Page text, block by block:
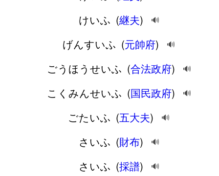
けいふ (継夫) 🔊
げんすいふ (元帥府) 🔊
ごうほうせいふ (合法政府) 🔊
こくみんせいふ (国民政府) 🔊
ごたいふ (五大夫) 🔊
さいふ (財布) 🔊
さいふ (採譜) 🔊